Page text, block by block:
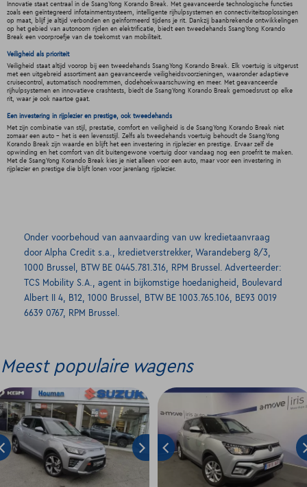
Innovatie staat centraal in de SsangYong Korando Break. Met geavanceerde technologische functies
zoals een geïntegreerd infotainmentsysteem, intelligente rijhulpsystemen en connectiviteitsoplossingen
op maat, blijf je altijd verbonden en geïnformeerd tijdens je rit. Dankzij baanbrekende ontwikkelingen
op het gebied van autonoom rijden en elektrificatie, biedt een tweedehands SsangYong Korando
Break een voorproefje van de toekomst van mobiliteit.
Veiligheid als prioriteit
Veiligheid staat altijd voorop bij een tweedehands SsangYong Korando Break. Elk voertuig is uitgerust
met een uitgebreid assortiment aan geavanceerde veiligheidsvoorzieningen, waaronder adaptieve
cruisecontrol, automatisch noodremmen, dodehoekwaarschuwing en meer. Met geavanceerde
rijhulpsystemen en innovatieve crashtests, biedt de SsangYong Korando Break gemoedsrust op elke
rit, waar je ook naartoe gaat.
Een investering in rijplezier en prestige, ook tweedehands
Met zijn combinatie van stijl, prestatie, comfort en veiligheid is de SsangYong Korando Break niet
zomaar een auto - het is een levensstijl. Zelfs als tweedehands voertuig behoudt de SsangYong
Korando Break zijn waarde en blijft het een investering in rijplezier en prestige. Ervaar zelf de
opwinding en het comfort van dit buitengewone voertuig door vandaag nog een proefrit te maken.
Met de SsangYong Korando Break kies je niet alleen voor een auto, maar voor een investering in
rijplezier en prestige die blijft lonen voor jarenlang rijplezier.
Onder voorbehoud van aanvaarding van uw kredietaanvraag
door Alpha Credit s.a., kredietverstrekker, Warandeberg 8/3,
1000 Brussel, BTW BE 0445.781.316, RPM Brussel. Adverteerder:
TCS Mobility S.A., agent in bijkomstige hoedanigheid, Boulevard
Albert II 4, B12, 1000 Brussel, BTW BE 1003.765.106, BE93 0019
6639 0767, RPM Brussel.
Meest populaire wagens